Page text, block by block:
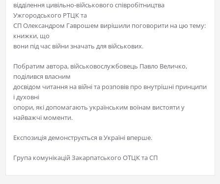
відділення цивільно-військового співробітництва
Ужгородського РТЦК та
СП Олександром Гаврошем вирішили поговорити на цю тему:
книжки, що
вони під час війни значать для військових.
Побратим автора, військовослужбовець Павло Величко,
поділився власним
досвідом читання на війні та розповів про внутрішні принципи
і духовні
опори, які допомагають українським воїнам вистояти у
найважчі моменти.
Експозиція демонструється в Україні вперше.
Група комунікацій Закарпатського ОТЦК та СП